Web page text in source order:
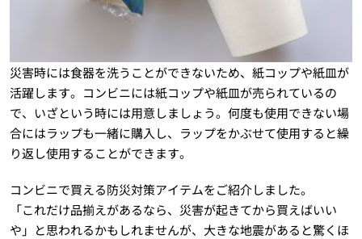
災害時には食器を洗うことができないため、紙コップや紙皿が
活躍します。コンビニには紙コップや紙皿が売られているの
で、いざという時には用意しましょう。何度も使用できない場
合にはラップも一緒に購入し、ラップをかぶせて使用すると繰
り返し使用することができます。
コンビニで買える防災対策アイテムをご紹介しました。
「これだけ品揃えがあるなら、災害が起きてから買えばいい
や」と思われるかもしれませんが、大きな地震があると驚くほ